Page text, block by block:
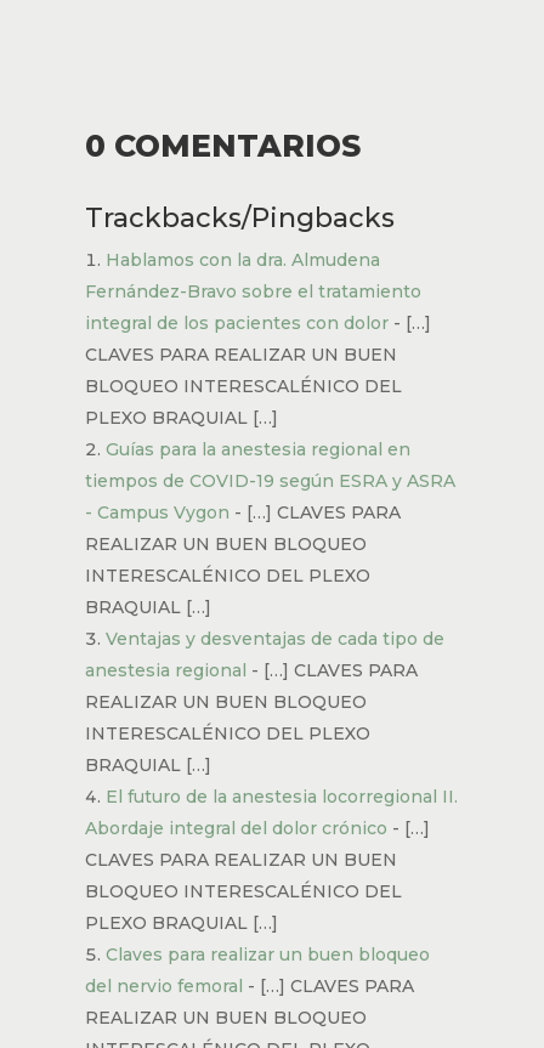
0 COMENTARIOS
Trackbacks/Pingbacks
Hablamos con la dra. Almudena
Fernández-Bravo sobre el tratamiento
integral de los pacientes con dolor- […]
CLAVES PARA REALIZAR UN BUEN
BLOQUEO INTERESCALÉNICO DEL
PLEXO BRAQUIAL […]
Guías para la anestesia regional en
tiempos de COVID-19 según ESRA y ASRA
- Campus Vygon - […] CLAVES PARA
REALIZAR UN BUEN BLOQUEO
INTERESCALÉNICO DEL PLEXO
BRAQUIAL […]
Ventajas y desventajas de cada tipo de
anestesia regional - […] CLAVES PARA
REALIZAR UN BUEN BLOQUEO
INTERESCALÉNICO DEL PLEXO
BRAQUIAL […]
El futuro de la anestesia locorregional II.
Abordaje integral del dolor crónico - […]
CLAVES PARA REALIZAR UN BUEN
BLOQUEO INTERESCALÉNICO DEL
PLEXO BRAQUIAL […]
Claves para realizar un buen bloqueo
del nervio femoral - […] CLAVES PARA
REALIZAR UN BUEN BLOQUEO